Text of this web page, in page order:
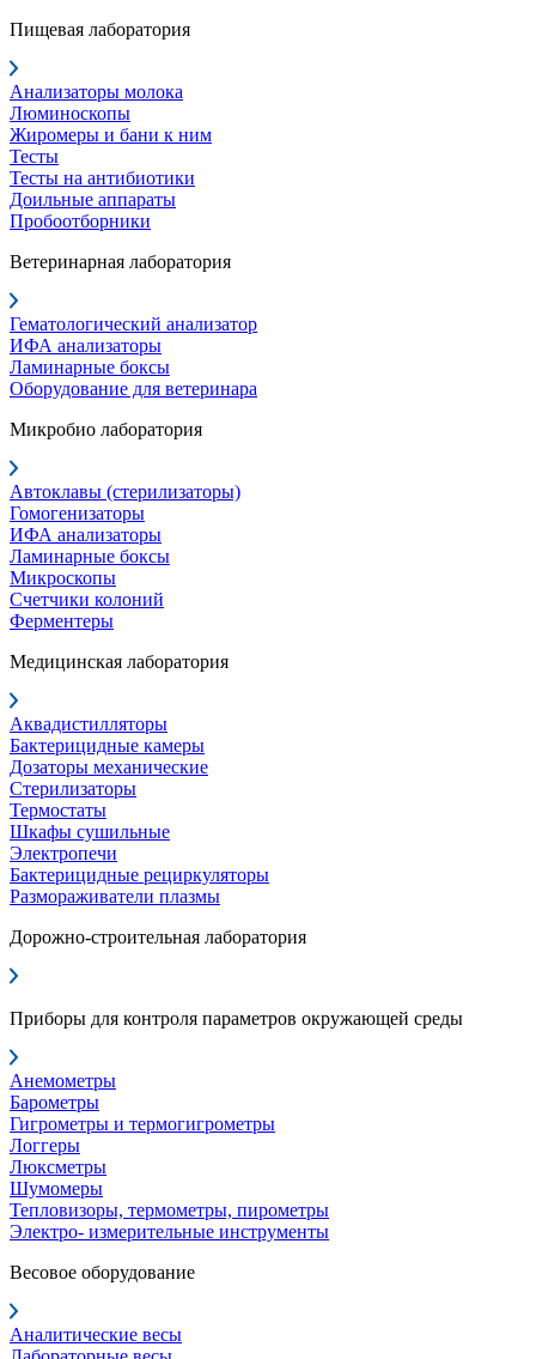
Пищевая лаборатория
Анализаторы молока
Люминоскопы
Жиромеры и бани к ним
Тесты
Тесты на антибиотики
Доильные аппараты
Пробоотборники
Ветеринарная лаборатория
Гематологический анализатор
ИФА анализаторы
Ламинарные боксы
Оборудование для ветеринара
Микробио лаборатория
Автоклавы (стерилизаторы)
Гомогенизаторы
ИФА анализаторы
Ламинарные боксы
Микроскопы
Счетчики колоний
Ферментеры
Медицинская лаборатория
Аквадистилляторы
Бактерицидные камеры
Дозаторы механические
Стерилизаторы
Термостаты
Шкафы сушильные
Электропечи
Бактерицидные рециркуляторы
Размораживатели плазмы
Дорожно-строительная лаборатория
Приборы для контроля параметров окружающей среды
Анемометры
Барометры
Гигрометры и термогигрометры
Логгеры
Люксметры
Шумомеры
Тепловизоры, термометры, пирометры
Электро- измерительные инструменты
Весовое оборудование
Аналитические весы